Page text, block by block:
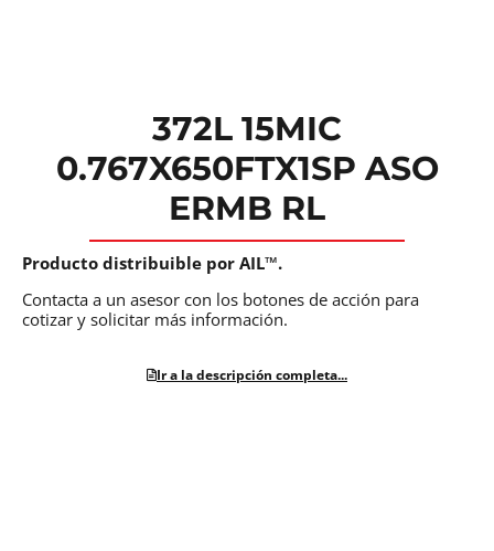
372L 15MIC
0.767X650FTX1SP ASO
ERMB RL
Producto distribuible por AIL™.
Contacta a un asesor con los botones de acción para
cotizar y solicitar más información.
Ir a la descripción completa...